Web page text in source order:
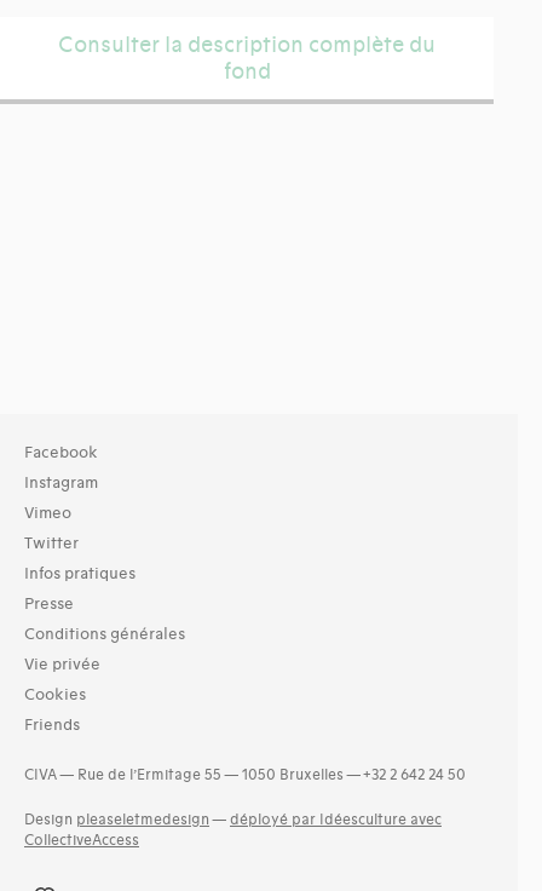
Consulter la description complète du
fond
Facebook
Instagram
Vimeo
Twitter
Infos pratiques
Presse
Conditions générales
Vie privée
Cookies
Friends
CIVA — Rue de l’Ermitage 55 — 1050 Bruxelles — +32 2 642 24 50
Design pleaseletmedesign — déployé par Idéesculture avec
CollectiveAccess